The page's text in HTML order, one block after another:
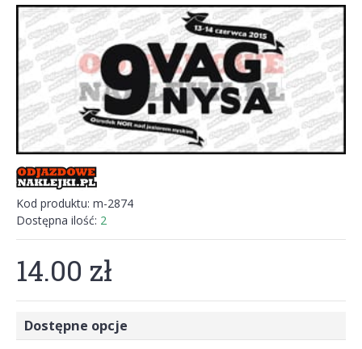
Kod produktu: m-2874
Dostępna ilość: 2
14.00 zł
Dostępne opcje